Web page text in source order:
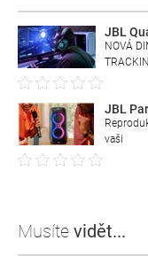
JBL
NOVÁ
JBL
vaši
Musíte vidět...